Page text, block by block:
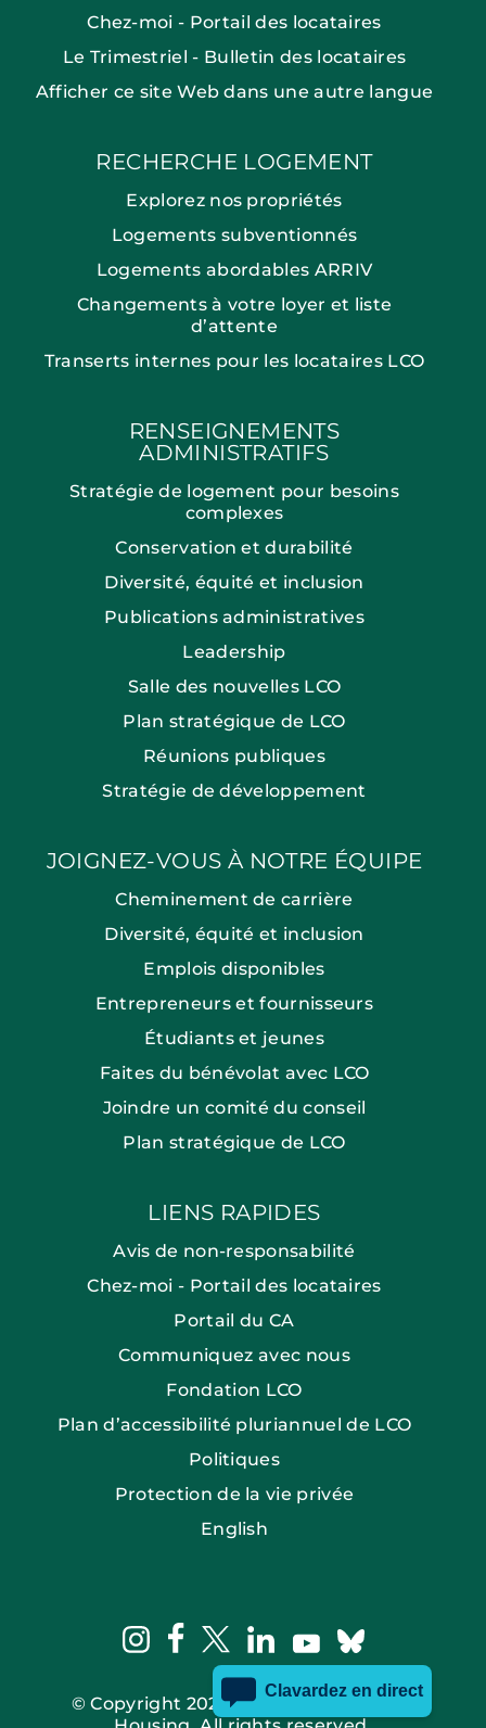
Chez-moi - Portail des locataires
Le Trimestriel - Bulletin des locataires
Afficher ce site Web dans une autre langue
RECHERCHE LOGEMENT
Explorez nos propriétés
Logements subventionnés
Logements abordables ARRIV
Changements à votre loyer et liste
d’attente
Transerts internes pour les locataires LCO
RENSEIGNEMENTS
ADMINISTRATIFS
Stratégie de logement pour besoins
complexes
Conservation et durabilité
Diversité, équité et inclusion
Publications administratives
Leadership
Salle des nouvelles LCO
Plan stratégique de LCO
Réunions publiques
Stratégie de développement
JOIGNEZ-VOUS À NOTRE ÉQUIPE
Cheminement de carrière
Diversité, équité et inclusion
Emplois disponibles
Entrepreneurs et fournisseurs
Étudiants et jeunes
Faites du bénévolat avec LCO
Joindre un comité du conseil
Plan stratégique de LCO
LIENS RAPIDES
Avis de non-responsabilité
Chez-moi - Portail des locataires
Portail du CA
Communiquez avec nous
Fondation LCO
Plan d’accessibilité pluriannuel de LCO
Politiques
Protection de la vie privée
English
© Copyright 2026 Ottawa Community
instagram
facebook
twitterlinkedinyoutubebluesky